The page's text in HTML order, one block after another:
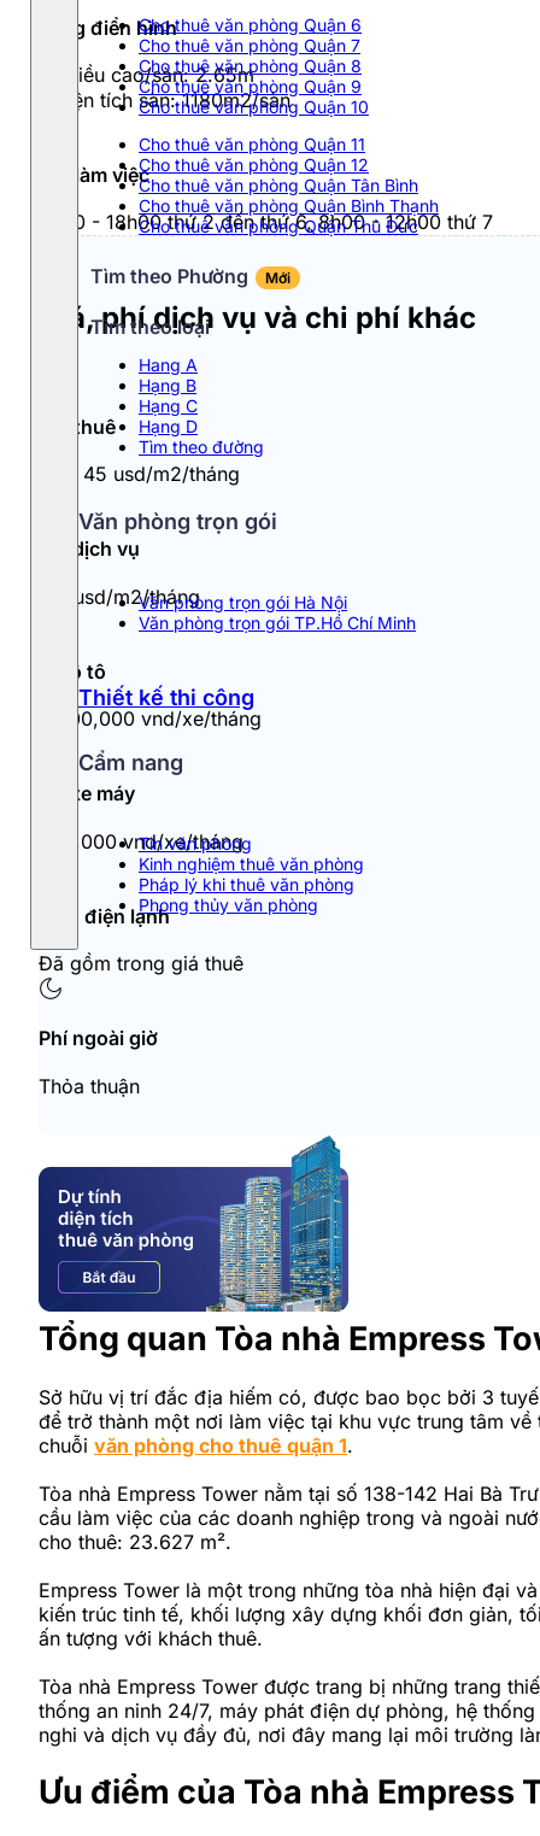
Cho thuê văn phòng Quận 6
Cho thuê văn phòng Quận 7
Cho thuê văn phòng Quận 8
Cho thuê văn phòng Quận 9
Cho thuê văn phòng Quận 10
Cho thuê văn phòng Quận 11
Cho thuê văn phòng Quận 12
Cho thuê văn phòng Quận Tân Bình
Cho thuê văn phòng Quận Bình Thạnh
Cho thuê văn phòng Quận Thủ Đức
Tìm theo Phường Mới
Tìm theo loại
Hang A
Hạng B
Hạng C
Hạng D
Tìm theo đường
Văn phòng trọn gói
Văn phòng trọn gói Hà Nội
Văn phòng trọn gói TP.Hồ Chí Minh
Thiết kế thi công
Cẩm nang
Tin văn phòng
Kinh nghiệm thuê văn phòng
Pháp lý khi thuê văn phòng
Phong thủy văn phòng
Tầng điển hình
- Chiều cao/sàn: 2.65m
- Diện tích sàn: 1180m2/sàn
Giờ làm việc
8h00 - 18h00 thứ 2 đến thứ 6, 8h00 - 12h00 thứ 7
Giá, phí dịch vụ và chi phí khác
Giá thuê
34 - 45 usd/m2/tháng
Phí dịch vụ
6.6 usd/m2/tháng
Đỗ ô tô
3,500,000 vnd/xe/tháng
Đỗ xe máy
350,000 vnd/xe/tháng
Tiền điện lạnh
Đã gồm trong giá thuê
Phí ngoài giờ
Thỏa thuận
Tổng quan Tòa nhà Empress
Sở hữu vị trí đắc địa hiếm có, được bao bọc bởi 3
để trở thành một nơi làm việc tại khu vực trung tâm
chuỗi văn phòng cho thuê quận 1.
Tòa nhà Empress Tower nằm tại số 138-142 Hai Bà
cầu làm việc của các doanh nghiệp trong và ngoài
cho thuê: 23.627 m².
Empress Tower là một trong những tòa nhà hiện đại
kiến trúc tinh tế, khối lượng xây dựng khối đơn giản,
ấn tượng với khách thuê.
Tòa nhà Empress Tower được trang bị những trang
thống an ninh 24/7, máy phát điện dự phòng, hệ
nghi và dịch vụ đầy đủ, nơi đây mang lại môi trường
Ưu điểm của Tòa nhà Empress